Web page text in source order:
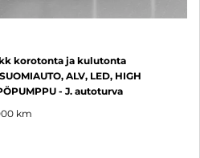
korotonta ja kulutonta
ALV, LED, HIGH
- J. autoturva
km